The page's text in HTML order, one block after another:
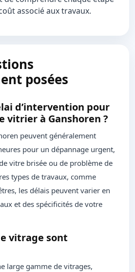
associé aux travaux.
posées
d’intervention pour
vitrier à Ganshoren ?
peuvent généralement
pour un dépannage urgent,
vitre brisée ou de problème de
types de travaux, comme
les délais peuvent varier en
et des spécificités de votre
vitrage sont
large gamme de vitrages,